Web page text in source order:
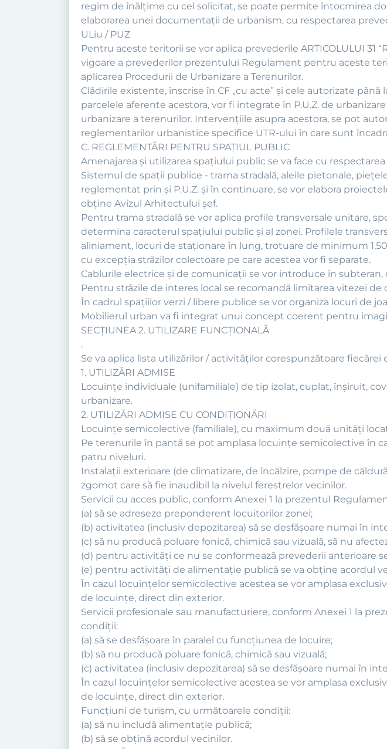
regim de înălţime cu cel solicitat, se poate permite întocmirea
elaborarea unei documentaţii de urbanism, cu respectarea
ULiu / PUZ
Pentru aceste teritorii se vor aplica prevederile ARTICOLULUI
vigoare a prevederilor prezentului Regulament pentru aceste
aplicarea Procedurii de Urbanizare a Terenurilor.
Clădirile existente, înscrise în CF „cu acte” şi cele autorizate
parcelele aferente acestora, vor fi integrate în P.U.Z. de
urbanizare a terenurilor. Intervențiile asupra acestora, se pot
reglementarilor urbanistice specifice UTR-ului în care sunt
C. REGLEMENTĂRI PENTRU SPAȚIUL PUBLIC
Amenajarea şi utilizarea spaţiului public se va face cu
Sistemul de spaţii publice - trama stradală, aleile pietonale,
reglementat prin şi P.U.Z. şi în continuare, se vor elabora
obține Avizul Arhitectului șef.
Pentru trama stradală se vor aplica profile transversale unitare,
determina caracterul spaţiului public şi al zonei. Profilele
aliniament, locuri de staţionare în lung, trotuare de minimum
cu excepţia străzilor colectoare pe care acestea vor fi separate.
Cablurile electrice şi de comunicaţii se vor introduce în
Pentru străzile de interes local se recomandă limitarea vitezei
În cadrul spaţiilor verzi / libere publice se vor organiza locuri de
Mobilierul urban va fi integrat unui concept coerent pentru
SECŢIUNEA 2. UTILIZARE FUNCŢIONALĂ
.
Se va aplica lista utilizărilor / activităţilor corespunzătoare
1. UTILIZĂRI ADMISE
Locuinţe individuale (unifamiliale) de tip izolat, cuplat, înşiruit,
urbanizare.
2. UTILIZĂRI ADMISE CU CONDIŢIONĂRI
Locuinţe semicolective (familiale), cu maximum două unităţi
Pe terenurile în pantă se pot amplasa locuinţe semicolective în
patru niveluri.
Instalaţii exterioare (de climatizare, de încălzire, pompe de
zgomot care să fie inaudibil la nivelul ferestrelor vecinilor.
Servicii cu acces public, conform Anexei 1 la prezentul
(a) să se adreseze preponderent locuitorilor zonei;
(b) activitatea (inclusiv depozitarea) să se desfăşoare numai în
(c) să nu producă poluare fonică, chimică sau vizuală, să nu
(d) pentru activităţi ce nu se conformează prevederii anterioare
(e) pentru activităţi de alimentaţie publică se va obţine acordul
În cazul locuinţelor semicolective acestea se vor amplasa
de locuinţe, direct din exterior.
Servicii profesionale sau manufacturiere, conform Anexei 1 la
condiţii:
(a) să se desfăşoare în paralel cu funcţiunea de locuire;
(b) să nu producă poluare fonică, chimică sau vizuală;
(c) activitatea (inclusiv depozitarea) să se desfăşoare numai în
În cazul locuinţelor semicolective acestea se vor amplasa
de locuinţe, direct din exterior.
Funcţiuni de turism, cu următoarele condiţii:
(a) să nu includă alimentaţie publică;
(b) să se obţină acordul vecinilor.